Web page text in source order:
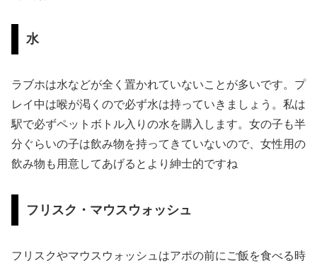
水
ラブホは水などが全く置かれていないことが多いです。プ
レイ中は喉が渇くので必ず水は持っていきましょう。私は
駅で必ずペットボトル入りの水を購入します。女の子も半
分ぐらいの子は飲み物を持ってきていないので、女性用の
飲み物も用意してあげるとより紳士的ですね
フリスク・マウスウォッシュ
フリスクやマウスウォッシュはアポの前にご飯を食べる時